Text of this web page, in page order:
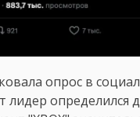
опрос в
определился